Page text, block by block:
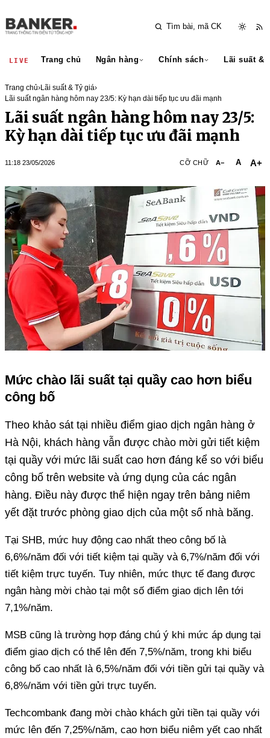
LIVE Trang chủ Ngân hàng Chính sách Lãi suất &
Trang chủ›Lãi suất & Tỷ giá›
Lãi suất ngân hàng hôm nay 23/5: Kỳ hạn dài tiếp tục ưu đãi mạnh
Lãi suất ngân hàng hôm nay 23/5:
Kỳ hạn dài tiếp tục ưu đãi mạnh
11:18 23/05/2026 CỠ CHỮ A− A A+
Mức chào lãi suất tại quầy cao hơn biểu
công bố
Theo khảo sát tại nhiều điểm giao dịch ngân hàng ở
Hà Nội, khách hàng vẫn được chào mời gửi tiết kiệm
tại quầy với mức lãi suất cao hơn đáng kể so với biểu
công bố trên website và ứng dụng của các ngân
hàng. Điều này được thể hiện ngay trên bảng niêm
yết đặt trước phòng giao dịch của một số nhà băng.
Tại SHB, mức huy động cao nhất theo công bố là
6,6%/năm đối với tiết kiệm tại quầy và 6,7%/năm đối với
tiết kiệm trực tuyến. Tuy nhiên, mức thực tế đang được
ngân hàng mời chào tại một số điểm giao dịch lên tới
7,1%/năm.
MSB cũng là trường hợp đáng chú ý khi mức áp dụng tại
điểm giao dịch có thể lên đến 7,5%/năm, trong khi biểu
công bố cao nhất là 6,5%/năm đối với tiền gửi tại quầy và
6,8%/năm với tiền gửi trực tuyến.
Techcombank đang mời chào khách gửi tiền tại quầy với
mức lên đến 7,25%/năm, cao hơn biểu niêm yết cao nhất